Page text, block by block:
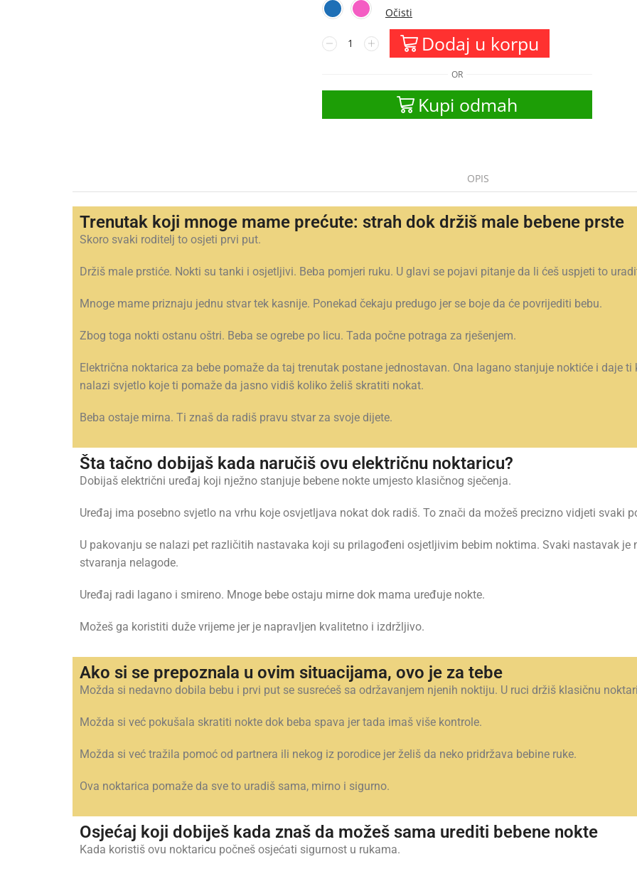
Očisti
Dodaj u korpu
OR
Kupi odmah
OPIS
Trenutak koji mnoge mame prećute: strah dok držiš male bebene prste
Skoro svaki roditelj to osjeti prvi put.
Držiš male prstiće. Nokti su tanki i osjetljivi. Beba pomjeri ruku. U glavi se pojavi pitanje da li ćeš uspjeti to
Mnoge mame priznaju jednu stvar tek kasnije. Ponekad čekaju predugo jer se boje da će povrijediti bebu.
Zbog toga nokti ostanu oštri. Beba se ogrebe po licu. Tada počne potraga za rješenjem.
Električna noktarica za bebe pomaže da taj trenutak postane jednostavan. Ona lagano stanjuje noktiće i daje
nalazi svjetlo koje ti pomaže da jasno vidiš koliko želiš skratiti nokat.
Beba ostaje mirna. Ti znaš da radiš pravu stvar za svoje dijete.
Šta tačno dobijaš kada naručiš ovu električnu noktaricu?
Dobijaš električni uređaj koji nježno stanjuje bebene nokte umjesto klasičnog sječenja.
Uređaj ima posebno svjetlo na vrhu koje osvjetljava nokat dok radiš. To znači da možeš precizno vidjeti svaki
U pakovanju se nalazi pet različitih nastavaka koji su prilagođeni osjetljivim bebim noktima. Svaki nastavak je
stvaranja nelagode.
Uređaj radi lagano i smireno. Mnoge bebe ostaju mirne dok mama uređuje nokte.
Možeš ga koristiti duže vrijeme jer je napravljen kvalitetno i izdržljivo.
Ako si se prepoznala u ovim situacijama, ovo je za tebe
Možda si nedavno dobila bebu i prvi put se susrećeš sa održavanjem njenih noktiju. U ruci držiš klasičnu
Možda si već pokušala skratiti nokte dok beba spava jer tada imaš više kontrole.
Možda si već tražila pomoć od partnera ili nekog iz porodice jer želiš da neko pridržava bebine ruke.
Ova noktarica pomaže da sve to uradiš sama, mirno i sigurno.
Osjećaj koji dobiješ kada znaš da možeš sama urediti bebene nokte
Kada koristiš ovu noktaricu počneš osjećati sigurnost u rukama.